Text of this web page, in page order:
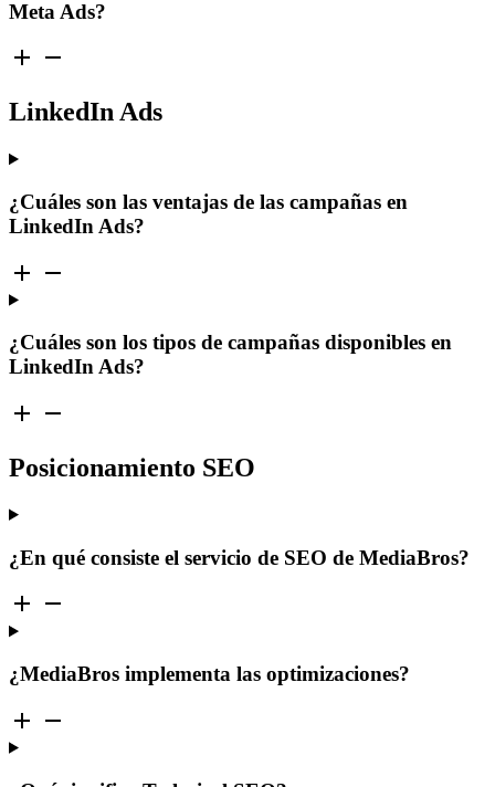
Meta Ads?
LinkedIn Ads
¿Cuáles son las ventajas de las campañas en
LinkedIn Ads?
¿Cuáles son los tipos de campañas disponibles en
LinkedIn Ads?
Posicionamiento SEO
¿En qué consiste el servicio de SEO de MediaBros?
¿MediaBros implementa las optimizaciones?